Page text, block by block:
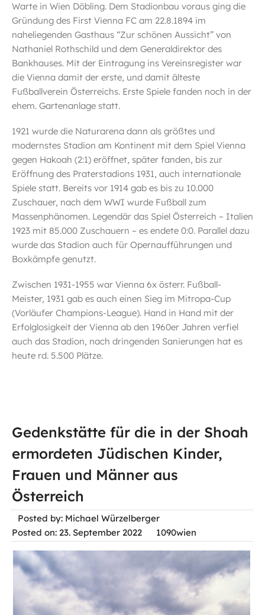
Warte in Wien Döbling. Dem Stadionbau voraus ging die
Gründung des First Vienna FC am 22.8.1894 im
naheliegenden Gasthaus “Zur schönen Aussicht” von
Nathaniel Rothschild und dem Generaldirektor des
Bankhauses. Mit der Eintragung ins Vereinsregister war
die Vienna damit der erste, und damit älteste
Fußballverein Österreichs. Erste Spiele fanden noch in der
ehem. Gartenanlage statt.
1921 wurde die Naturarena dann als größtes und
modernstes Stadion am Kontinent mit dem Spiel Vienna
gegen Hakoah (2:1) eröffnet, später fanden, bis zur
Eröffnung des Praterstadions 1931, auch internationale
Spiele statt. Bereits vor 1914 gab es bis zu 10.000
Zuschauer, nach dem WWI wurde Fußball zum
Massenphänomen. Legendär das Spiel Österreich – Italien
1923 mit 85.000 Zuschauern – es endete 0:0. Parallel dazu
wurde das Stadion auch für Opernaufführungen und
Boxkämpfe genutzt.
Zwischen 1931-1955 war Vienna 6x österr. Fußball-
Meister, 1931 gab es auch einen Sieg im Mitropa-Cup
(Vorläufer Champions-League). Hand in Hand mit der
Erfolglosigkeit der Vienna ab den 1960er Jahren verfiel
auch das Stadion, nach dringenden Sanierungen hat es
heute rd. 5.500 Plätze.
Gedenkstätte für die in der Shoah
ermordeten Jüdischen Kinder,
Frauen und Männer aus
Österreich
Posted by: Michael Würzelberger
Posted on: 23. September 2022
1090wien